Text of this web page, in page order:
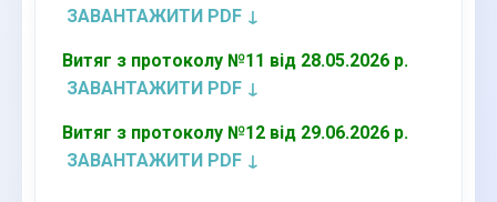
ЗАВАНТАЖИТИ PDF ↓
Витяг з протоколу №11 від 28.05.2026 р.
ЗАВАНТАЖИТИ PDF ↓
Витяг з протоколу №12 від 29.06.2026 р.
ЗАВАНТАЖИТИ PDF ↓